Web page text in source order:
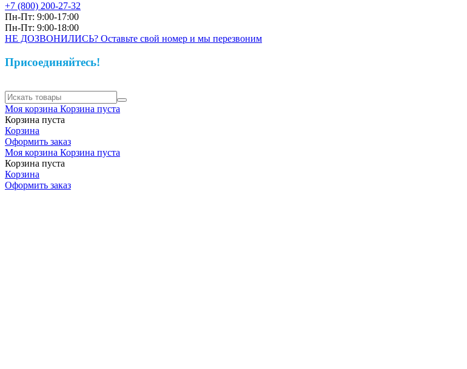
+7 (800) 200-27-32
Пн-Пт: 9:00-17:00
Пн-Пт: 9:00-18:00
НЕ ДОЗВОНИЛИСЬ? Оставьте свой номер и мы перезвоним
Присоединяйтесь!
Моя корзина Корзина пуста
Корзина пуста
Корзина
Оформить заказ
Моя корзина Корзина пуста
Корзина пуста
Корзина
Оформить заказ